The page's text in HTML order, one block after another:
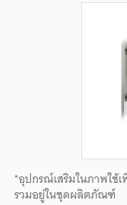
*อุปกรณ์เสริมในภาพใช้
รวมอยู่ในชุดผลิตภัณฑ์